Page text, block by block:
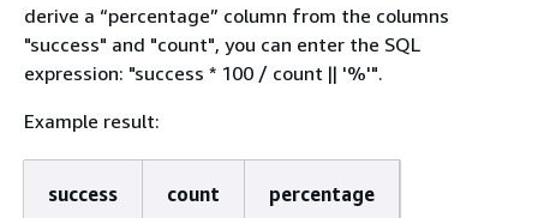
derive a “percentage” column from the columns
"success" and "count", you can enter the SQL
expression: "success * 100 / count || '%'".
Example result:
success count percentage